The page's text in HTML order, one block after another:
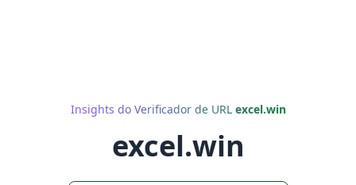
Insights do Verificador de URL excel.win
excel.win